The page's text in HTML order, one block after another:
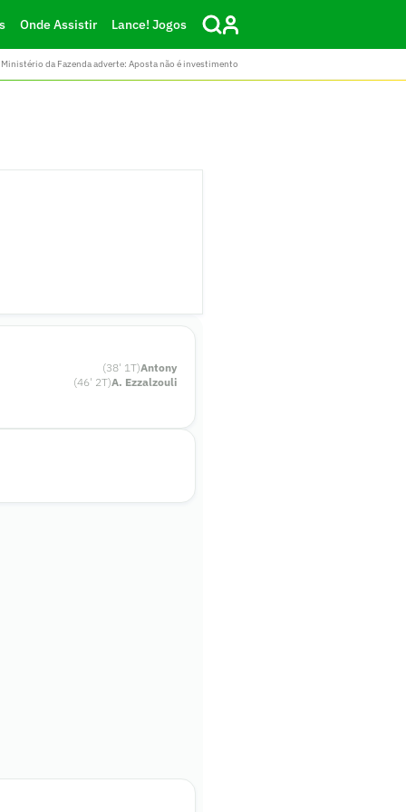
Onde Assistir Lance! Jogos
da Fazenda adverte: Aposta não é investimento
(38' 1T)Antony
(46' 2T)A. Ezzalzouli